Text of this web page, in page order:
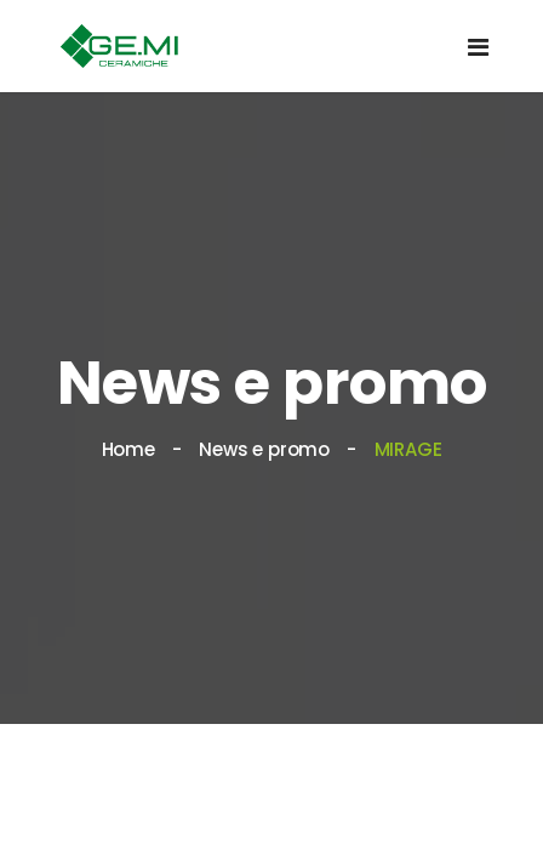
News e promo
Home News e promo MIRAGE